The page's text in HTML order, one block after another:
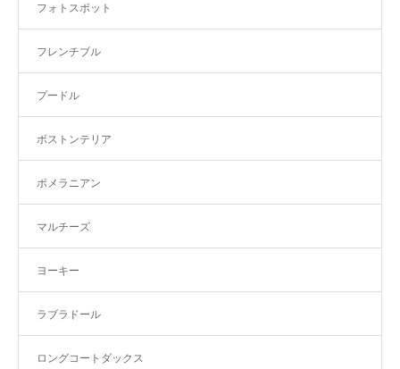
フォトスポット
フレンチブル
プードル
ボストンテリア
ポメラニアン
マルチーズ
ヨーキー
ラブラドール
ロングコートダックス